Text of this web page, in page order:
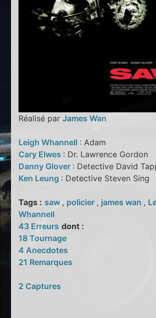
Réalisé parJames Wan
Leigh Whannell : Adam
Cary Elwes : Dr. Lawrence Gordon
Danny Glover : Detective David
Ken Leung : Detective Steven Sing
Tags : saw , policier , james wan ,
Whannell
43 Erreurs dont :
18 Tournage
4 Anecdotes
21 Remarques
2 Captures